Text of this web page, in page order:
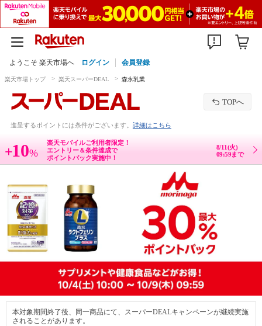
ようこそ 楽天市場へ ログイン 会員登録
楽天市場トップ 楽天スーパーDEAL 森永乳業
TOPへ
進呈するポイントには条件がございます。 詳細はこちら
+10%
楽天モバイルご利用者限定！
エントリー＆条件達成で
ポイントバック実施中！
8/11(火)
09:59まで
本対象期間終了後、同一商品にて、スーパーDEALキャンペーンが継続実施
されることがあります。